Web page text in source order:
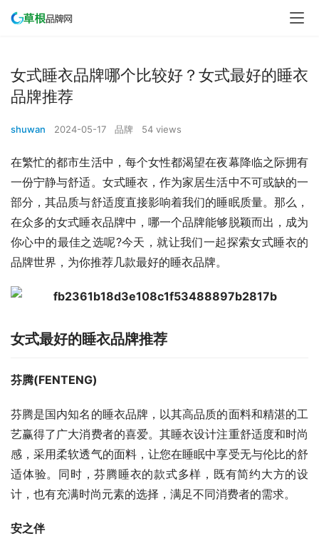
女式睡衣品牌哪个比较好？女式最好的睡衣
品牌推荐
shuwan 2024-05-17 品牌 54 views
在繁忙的都市生活中，每个女性都渴望在夜幕降临之际拥有
一份宁静与舒适。女式睡衣，作为家居生活中不可或缺的一
部分，其品质与舒适度直接影响着我们的睡眠质量。那么，
在众多的女式睡衣品牌中，哪一个品牌能够脱颖而出，成为
你心中的最佳之选呢?今天，就让我们一起探索女式睡衣的
品牌世界，为你推荐几款最好的睡衣品牌。
女式最好的睡衣品牌推荐
芬腾(FENTENG)
芬腾是国内知名的睡衣品牌，以其高品质的面料和精湛的工
艺赢得了广大消费者的喜爱。其睡衣设计注重舒适度和时尚
感，采用柔软透气的面料，让您在睡眠中享受无与伦比的舒
适体验。同时，芬腾睡衣的款式多样，既有简约大方的设
计，也有充满时尚元素的选择，满足不同消费者的需求。
安之伴